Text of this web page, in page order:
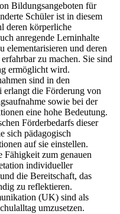
Bildungsangeboten für
Schüler ist in diesem
deren körperliche
anregende Lerninhalte
elementarisieren und deren
zu machen. Sie sind
ermöglicht wird.
sind in den
die Förderung von
sowie bei der
eine hohe Bedeutung.
Förderbedarfs dieser
sich pädagogisch
auf sie einstellen.
Fähigkeit zum genauen
individueller
die Bereitschaft, das
zu reflektieren.
(UK) sind als
umzusetzen.